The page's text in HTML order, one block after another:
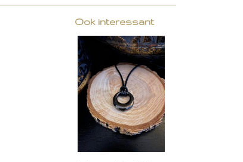
Ook interessant